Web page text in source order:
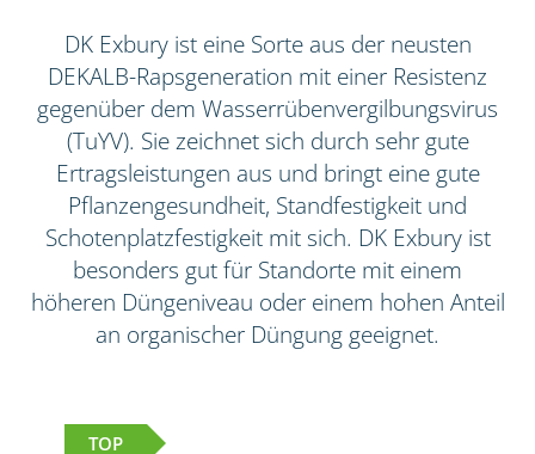
DK Exbury ist eine Sorte aus der neusten
DEKALB-Rapsgeneration mit einer Resistenz
gegenüber dem Wasserrübenvergilbungsvirus
(TuYV). Sie zeichnet sich durch sehr gute
Ertragsleistungen aus und bringt eine gute
Pflanzengesundheit, Standfestigkeit und
Schotenplatzfestigkeit mit sich. DK Exbury ist
besonders gut für Standorte mit einem
höheren Düngeniveau oder einem hohen Anteil
an organischer Düngung geeignet.
TOP